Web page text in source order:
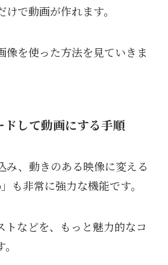
で動画が作れます。
像を使った方法を見ていきま
ドして動画にする手順
み、動きのある映像に変える
も非常に強力な機能です。
トなどを、もっと魅力的なコ